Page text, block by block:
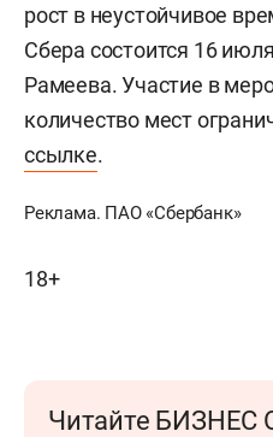
рост в неустойчивое
Сбера состоится 16
Рамеева. Участие в
количество мест
ссылке.
Реклама. ПАО «Сбербанк»
18+
Читайте БИЗНЕС